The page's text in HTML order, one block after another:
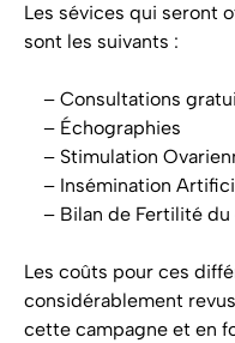
Les sévices qui seront
sont les suivants :
– Consultations
– Échographies
– Stimulation
– Insémination
– Bilan de Fertilité du
Les coûts pour ces
considérablement
cette campagne et en